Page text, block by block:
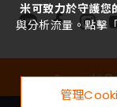
Copyright ©
米可致力於守護您
與分析流量。點擊
管理